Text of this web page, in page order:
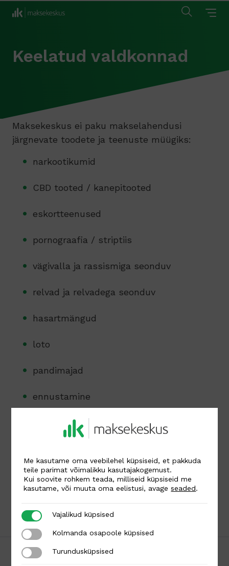
Keelatud valdkonnad
Maksekeskus ei paku makselahendusi
järgnevate toodete ja teenuste müügiks:
narkootikumid
CBD tooted / kanepitooted
eskortteenused
pornograafia / striptiis
vägivalla ja rassismiga seonduv
relvad ja relvadega seonduv
hasartmängud
loto
pandimajad
ennustamine
püramiidskeemid
oksjonid
tubakas ja tubakalaadsed tooted
Me kasutame oma veebilehel küpsiseid, et pakkuda
teile parimat võimalikku kasutajakogemust.
Kui soovite rohkem teada, milliseid küpsiseid me
kasutame, või muuta oma eelistusi, avageseaded.
Vajalikud küpsised
Vajalikud küpsised
Kolmanda osapoole küpsised
Kolmanda osapoole küpsised
Turundusküpsised
Turundusküpsised